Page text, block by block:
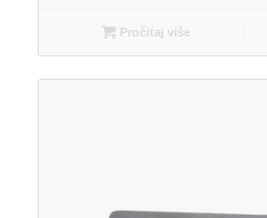
Pročitaj više